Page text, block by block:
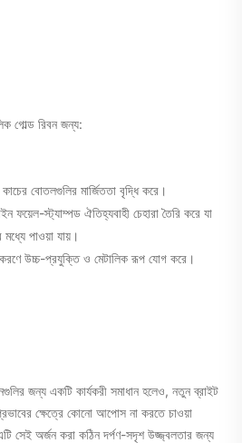
গোল্ড রিবনজন্য:
কাচের বোতলগুলির মার্জিততা বৃদ্ধি করে।
ফয়েল-স্ট্যাম্পড ঐতিহ্যবাহী চেহারা তৈরি করে যা
পাওয়া যায়।
উচ্চ-প্রযুক্তি ও মেটালিক রূপ যোগ করে।
জন্য একটি কার্যকরী সমাধান হলেও, নতুনব্রাইট
ক্ষেত্রে কোনো আপোস না করতে চাওয়া
সেই অর্জন করা কঠিন দর্পণ-সদৃশ উজ্জ্বলতার জন্য